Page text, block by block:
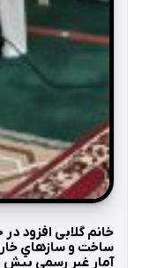
خانم گلابی افزود
ساخت و سازهاي